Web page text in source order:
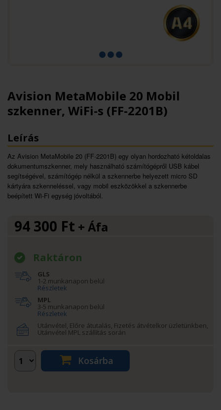
Avision MetaMobile 20 Mobil
szkenner, WiFi-s (FF-2201B)
Leírás
Az Avision MetaMobile 20 (FF-2201B) egy olyan hordozható kétoldalas
dokumentumszkenner, mely használható számítógépről USB kábel
segítségével, számítógép nélkül a szkennerbe helyezett micro SD
kártyára szkenneléssel, vagy mobil eszközökkel a szkennerbe
beépített Wi-Fi egység jóvoltából.
94 300 Ft + Áfa
Raktáron
GLS
1-2 munkanapon belül
Részletek
MPL
3-5 munkanapon belül
Részletek
Utánvétel, Előre átutalás, Fizetés átvételkor üzletünkben,
Utánvétel MPL szállítás során
Kosárba